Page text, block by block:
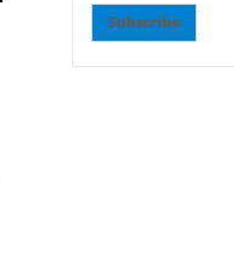
Subscribe